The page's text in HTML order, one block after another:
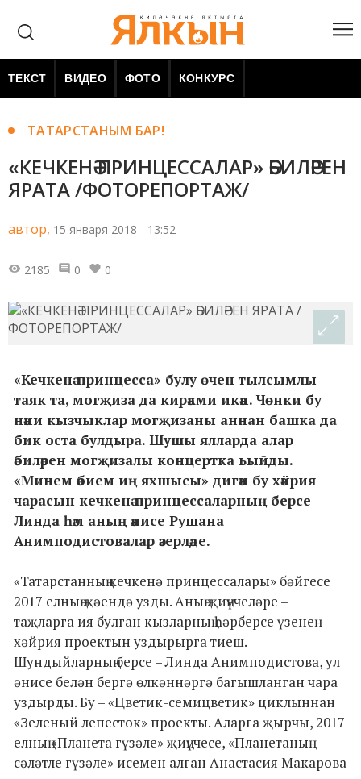
ТЕКСТ ВИДЕО ФОТО КОНКУРС
ТАТАРСТАНЫМ БАР!
«КЕЧКЕНӘ ПРИНЦЕССАЛАР» ӘБИЛӘРЕН
ЯРАТА /ФОТОРЕПОРТАЖ/
автор, 15 января 2018 - 13:52
2185 0 0
«Кечкенә принцесса» булу өчен тылсымлы
таяк та, могҗиза да кирәкми икән. Чөнки бу
нәни кызчыклар могҗизаны аннан башка да
бик оста булдыра. Шушы ялларда алар
әбиләрен могҗизалы концертка ьыйды.
«Минем әбием иң яхшысы» дигән бу хәйрия
чарасын кечкенә принцессаларның берсе
Линда һәм аның әнисе Рушана
Анимподистовалар әзерләде.
«Татарстанның кечкенә принцессалары» бәйгесе
2017 елның җәендә узды. Аның җиңүчеләре –
таҗларга ия булган кызларның һәрберсе үзенең
хәйрия проектын уздырырга тиеш.
Шундыйларның берсе – Линда Анимподистова, ул
әнисе белән бергә өлкәннәргә багышланган чара
уздырды. Бу – «Цветик-семицветик» циклыннан
«Зеленый лепесток» проекты. Аларга җырчы, 2017
елның «Планета гүзәле» җиңүчесе, «Планетаның
сәләтле гүзәле» исемен алган Анастасия Макарова